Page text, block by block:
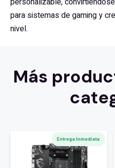
para sistemas de gaming y
nivel.
Más
Entrega Inmediata